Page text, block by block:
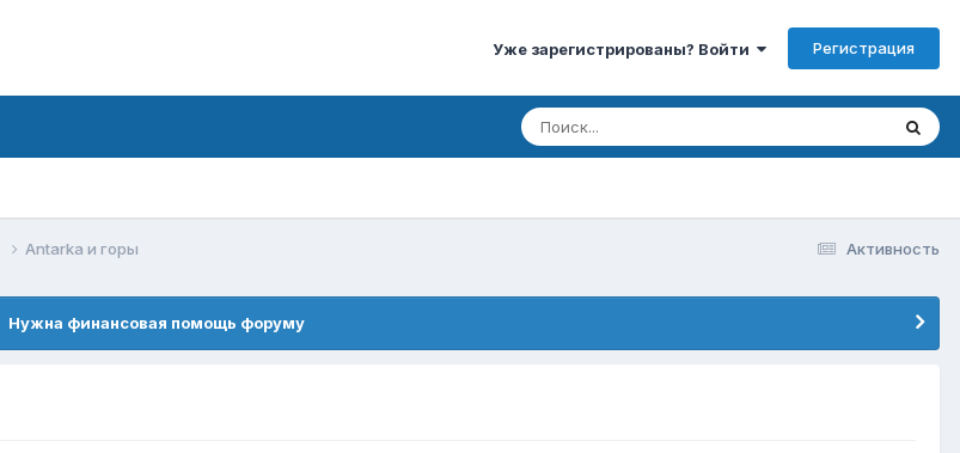
Уже зарегистрированы? Войти Регистрация
Активность
Antarka и горы
Нужна финансовая помощь форуму